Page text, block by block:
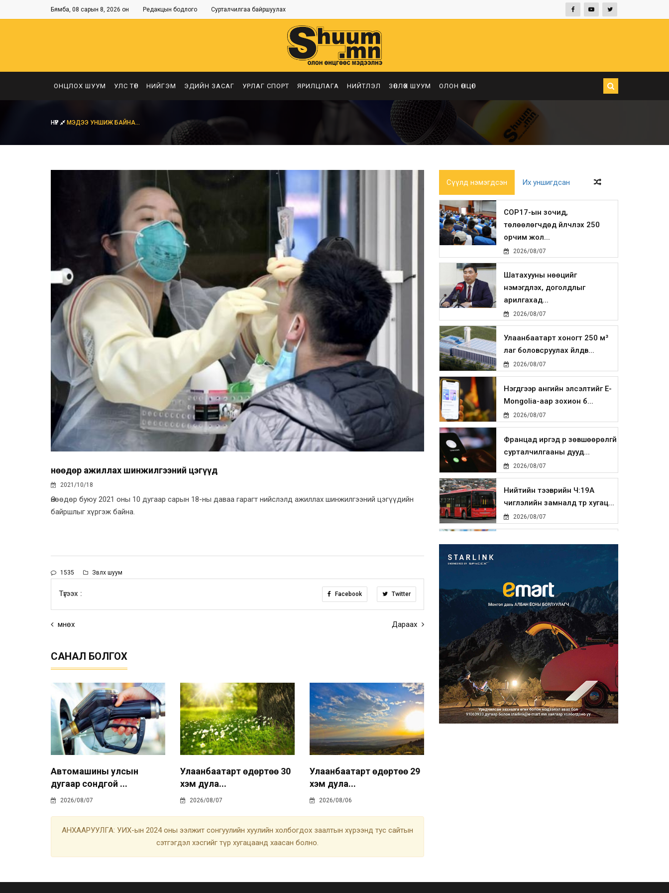
Бямба, 08 сарын 8, 2026 он Редакцын бодлого Сурталчилгаа байршуулах
ОНЦЛОХ ШУУМ УЛС ТӨР НИЙГЭМ ЭДИЙН ЗАСАГ УРЛАГ СПОРТ ЯРИЛЦЛАГА НИЙТЛЭЛ ЗӨВЛӨХ ШУУМ ОЛОН ӨНЦӨГ
НҮҮР МЭДЭЭ УНШИЖ БАЙНА...
Өнөөдөр ажиллах шинжилгээний цэгүүд
2021/10/18
Өнөөдөр буюу 2021 оны 10 дугаар сарын 18-ны даваа гарагт нийслэлд ажиллах шинжилгээний цэгүүдийн
байршлыг хүргэж байна.
1535 Зөвлөх шуум
Түгээх : Facebook Twitter
Өмнөх Дараах
САНАЛ БОЛГОХ
Автомашины улсын
дугаар сондгой ...
2026/08/07
Улаанбаатарт өдөртөө 30
хэм дула...
2026/08/07
Улаанбаатарт өдөртөө 29
хэм дула...
2026/08/06
АНХААРУУЛГА: УИХ-ын 2024 оны ээлжит сонгуулийн хуулийн холбогдох заалтын хүрээнд тус сайтын
сэтгэгдэл хэсгийг түр хугацаанд хаасан болно.
Сүүлд нэмэгдсэн Их уншигдсан
COP17-ын зочид,
төлөөлөгчдөд үйлчлэх 250
орчим жол...
2026/08/07
Шатахууны нөөцийг
нэмэгдүүлэх, доголдлыг
арилгахад...
2026/08/07
Улаанбаатарт хоногт 250 м³
лаг боловсруулах үйлдв...
2026/08/07
Нэгдүгээр ангийн элсэлтийг E-
Mongolia-аар зохион б...
2026/08/07
Францад иргэд рүү зөвшөөрөлгүй
сурталчилгааны дууд...
2026/08/07
Нийтийн тээврийн Ч:19А
чиглэлийн замналд түр хугац...
2026/08/07
2026/08/07
Улаанбаатарт өдөртөө 30 хэм
дулаан
2026/08/07
Улсын чанартай хатуу
хучилттай авто замын талаас
и...
2026/08/06
Засгийн газар энэ оныг
дуустал санхүүгийн хэмнэлти...
ам.доллары...